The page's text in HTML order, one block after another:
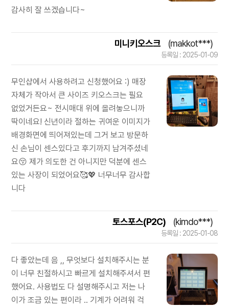
감사히 잘 쓰겠습니다~
미니키오스크 (makkot***)
등록일 : 2025-01-09
무인샵에서 사용하려고 신청했어요 :) 매장
자체가 작아서 큰 사이즈 키오스크는 필요
없었거든요~ 전시매대 위에 올려놓으니까
딱이네요! 신년이라 절하는 귀여운 이미지가
배경화면에 띄어져있는데 그거 보고 방문하
신 손님이 센스있다고 후기까지 남겨주셨네
요😚 제가 의도한 건 아니지만 덕분에 센스
있는 사장이 되었어요🥰💖 너무너무 감사합
니다
토스포스(P2C) (kimdo***)
등록일 : 2025-01-08
다 좋았는데 음 ,, 무엇보다 설치해주시는 분
이 너무 친절하시고 빠르게 설치해주셔서 편
했어요. 사용법도 다 설명해주시고 저는 나
이가 조금 있는 편이라 .. 기계가 어려워 걱